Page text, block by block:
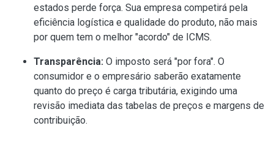
estados perde força. Sua empresa competirá pela
eficiência logística e qualidade do produto, não mais
por quem tem o melhor "acordo" de ICMS.
Transparência: O imposto será "por fora". O
consumidor e o empresário saberão exatamente
quanto do preço é carga tributária, exigindo uma
revisão imediata das tabelas de preços e margens de
contribuição.